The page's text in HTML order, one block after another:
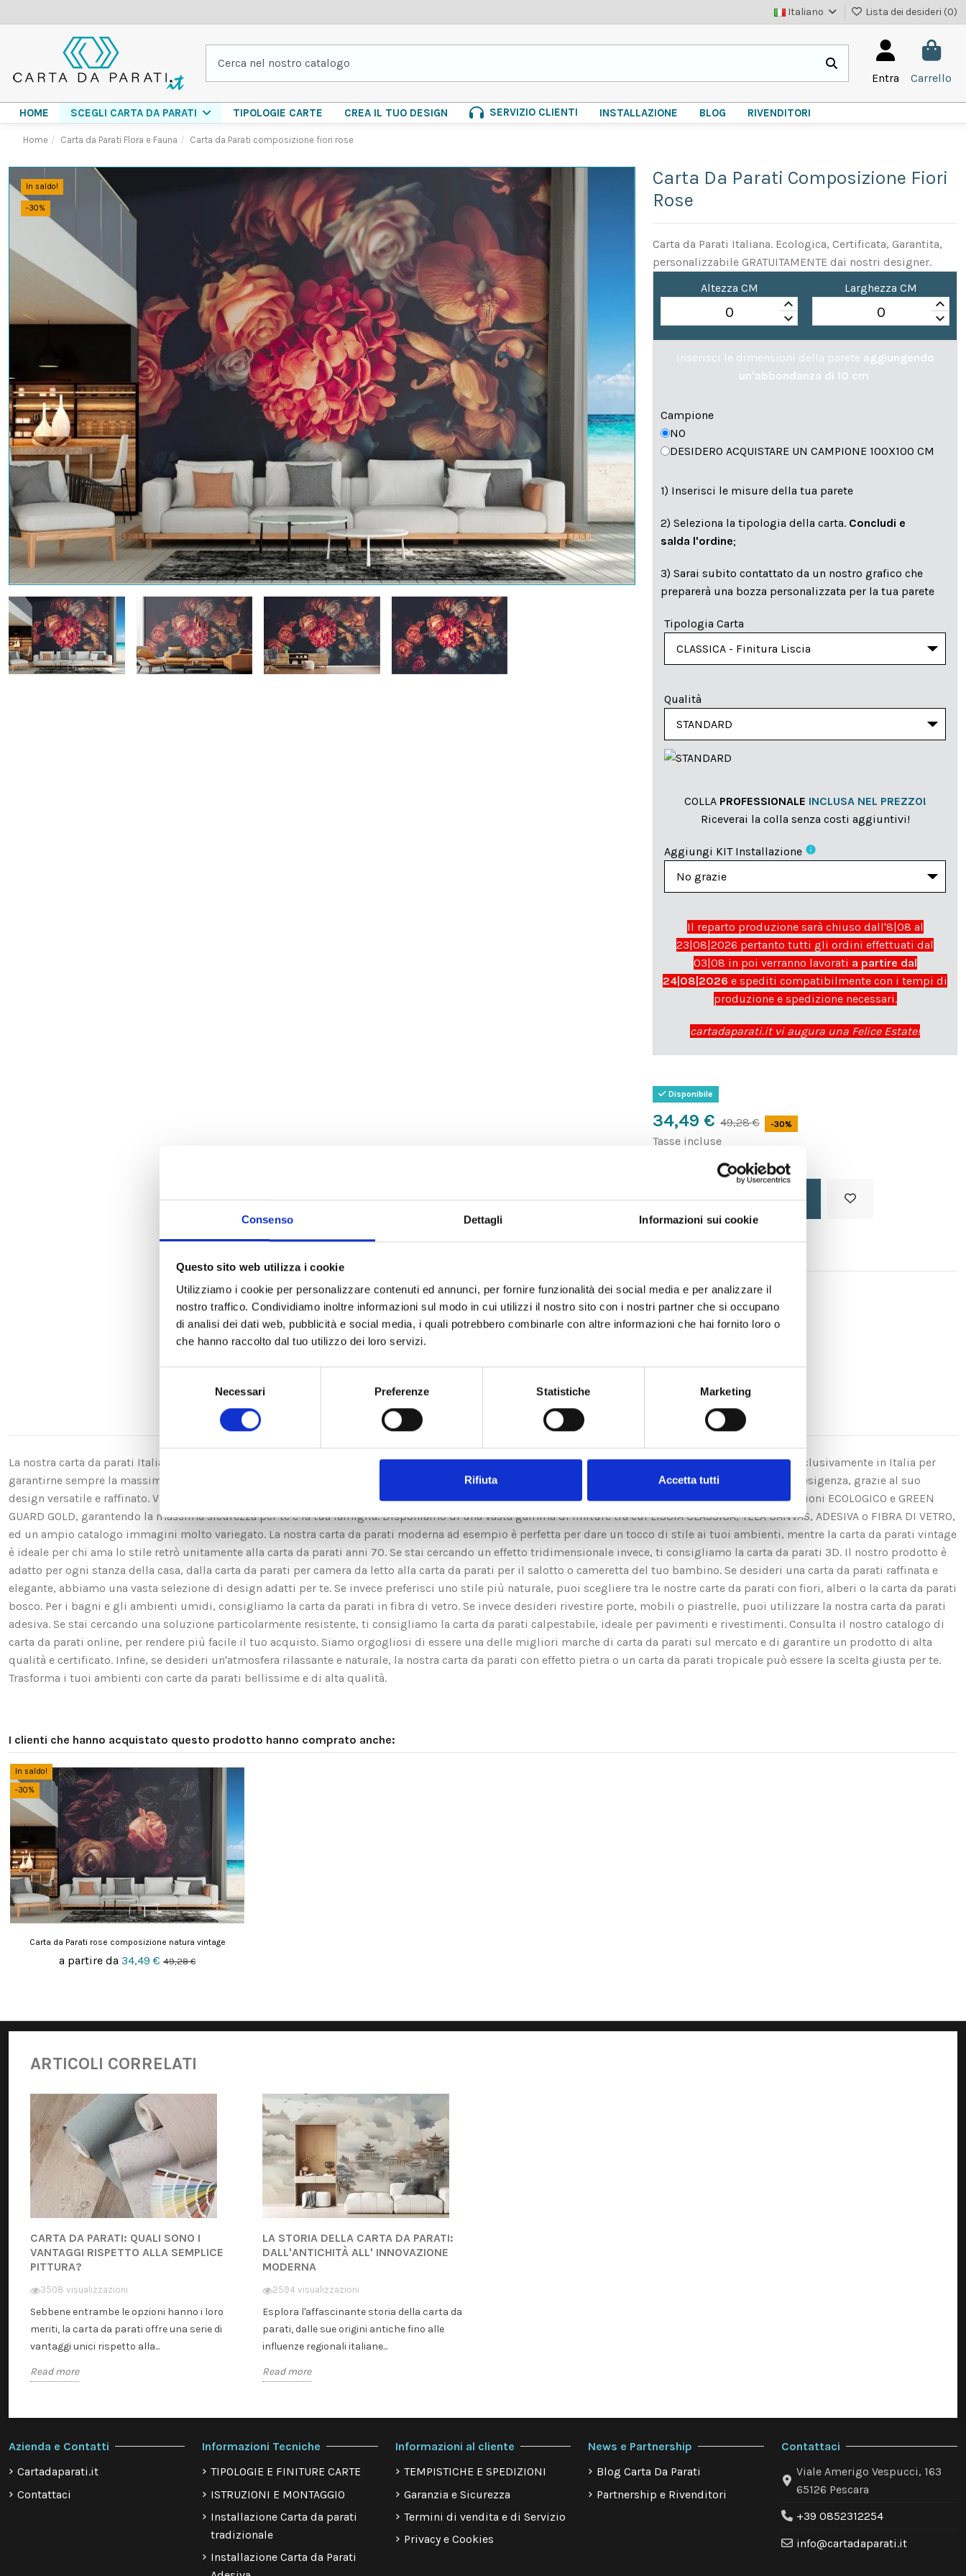
Consenso Dettagli Informazioni sui cookie
Questo sito web utilizza i cookie
Utilizziamo i cookie per personalizzare contenuti ed annunci, per fornire funzionalità dei social media e per analizzare il
nostro traffico. Condividiamo inoltre informazioni sul modo in cui utilizzi il nostro sito con i nostri partner che si occupano
di analisi dei dati web, pubblicità e social media, i quali potrebbero combinarle con altre informazioni che hai fornito loro o
che hanno raccolto dal tuo utilizzo dei loro servizi.
Necessari Preferenze Statistiche Marketing
Rifiuta Accetta tutti
Italiano Lista dei desideri (0)
Entra Carrello
HOME SCEGLI CARTA DA PARATI TIPOLOGIE CARTE CREA IL TUO DESIGN SERVIZIO CLIENTI INSTALLAZIONE BLOG RIVENDITORI
Home Carta da Parati Flora e Fauna Carta da Parati composizione fiori rose
In saldo!
-30%
Carta Da Parati Composizione Fiori
Rose
Carta da Parati Italiana. Ecologica, Certificata, Garantita,
personalizzabile GRATUITAMENTE dai nostri designer.
Altezza CM
keyboard_arrow_up
keyboard_arrow_down
Larghezza CM
keyboard_arrow_up
keyboard_arrow_down
Inserisci le dimensioni della parete aggiungendo
un'abbondanza di 10 cm
Campione
NO
DESIDERO ACQUISTARE UN CAMPIONE 100X100 CM
1) Inserisci le misure della tua parete
2) Seleziona la tipologia della carta. Concludi e
salda l'ordine;
3) Sarai subito contattato da un nostro grafico che
preparerà una bozza personalizzata per la tua parete
Tipologia Carta
Qualità
COLLA PROFESSIONALE INCLUSA NEL PREZZO!
Riceverai la colla senza costi aggiuntivi!
Aggiungi KIT Installazione info
Il reparto produzione sarà chiuso dall'8|08 al
23|08|2026 pertanto tutti gli ordini effettuati dal
03|08 in poi verranno lavorati a partire dal
24|08|2026 e spediti compatibilmente con i tempi di
produzione e spedizione necessari.
cartadaparati.it vi augura una Felice Estate!
Disponibile
34,49 € 49,28 € -30%
Tasse incluse
Aggiungi al carrello
Descrizione Dettagli del prodotto
La nostra carta da parati Italiana è il frutto di anni di esperienza e investimenti in nuove tecnologie made in Italy. Produciamo la nostra carta da parati esclusivamente in Italia per
garantirne sempre la massima qualità. Questa carta personalizzabile nello style e nei colori GRATUITAMENTE dai nostri designer e adatta ad ogni tipo di esigenza, grazie al suo
design versatile e raffinato. Viene stampata in altissima risoluzione e non contiene solventi o sostanze chimiche pericolose. Inoltre, possiede le certificazioni ECOLOGICO e GREEN
GUARD GOLD, garantendo la massima sicurezza per te e la tua famiglia. Disponiamo di una vasta gamma di finiture tra cui LISCIA CLASSICA, TELA CANVAS, ADESIVA o FIBRA DI VETRO,
ed un ampio catalogo immagini molto variegato. La nostra carta da parati moderna ad esempio è perfetta per dare un tocco di stile ai tuoi ambienti, mentre la carta da parati vintage
è ideale per chi ama lo stile retrò unitamente alla carta da parati anni 70. Se stai cercando un effetto tridimensionale invece, ti consigliamo la carta da parati 3D. Il nostro prodotto è
adatto per ogni stanza della casa, dalla carta da parati per camera da letto alla carta da parati per il salotto o cameretta del tuo bambino. Se desideri una carta da parati raffinata e
elegante, abbiamo una vasta selezione di design adatti per te. Se invece preferisci uno stile più naturale, puoi scegliere tra le nostre carte da parati con fiori, alberi o la carta da parati
bosco. Per i bagni e gli ambienti umidi, consigliamo la carta da parati in fibra di vetro. Se invece desideri rivestire porte, mobili o piastrelle, puoi utilizzare la nostra carta da parati
adesiva. Se stai cercando una soluzione particolarmente resistente, ti consigliamo la carta da parati calpestabile, ideale per pavimenti e rivestimenti. Consulta il nostro catalogo di
carta da parati online, per rendere più facile il tuo acquisto. Siamo orgogliosi di essere una delle migliori marche di carta da parati sul mercato e di garantire un prodotto di alta
qualità e certificato. Infine, se desideri un'atmosfera rilassante e naturale, la nostra carta da parati con effetto pietra o un carta da parati tropicale può essere la scelta giusta per te.
Trasforma i tuoi ambienti con carte da parati bellissime e di alta qualità.
I clienti che hanno acquistato questo prodotto hanno comprato anche:
In saldo!
-30%
Carta da Parati rose composizione natura vintage
a partire da 34,49 € 49,28 €
ARTICOLI CORRELATI
CARTA DA PARATI: QUALI SONO I
VANTAGGI RISPETTO ALLA SEMPLICE
PITTURA?
3508 visualizzazioni
Sebbene entrambe le opzioni hanno i loro
meriti, la carta da parati offre una serie di
vantaggi unici rispetto alla...
Read more
LA STORIA DELLA CARTA DA PARATI:
DALL'ANTICHITÀ ALL' INNOVAZIONE
MODERNA
2594 visualizzazioni
Esplora l'affascinante storia della carta da
parati, dalle sue origini antiche fino alle
influenze regionali italiane...
Read more
Azienda e Contatti
Cartadaparati.it
Contattaci
Informazioni Tecniche
TIPOLOGIE E FINITURE CARTE
ISTRUZIONI E MONTAGGIO
Installazione Carta da parati
tradizionale
Installazione Carta da Parati
Informazioni al cliente
TEMPISTICHE E SPEDIZIONI
Garanzia e Sicurezza
Termini di vendita e di Servizio
Privacy e Cookies
News e Partnership
Blog Carta Da Parati
Partnership e Rivenditori
Contattaci
Viale Amerigo Vespucci, 163
65126 Pescara
+39 0852312254
info@cartadaparati.it